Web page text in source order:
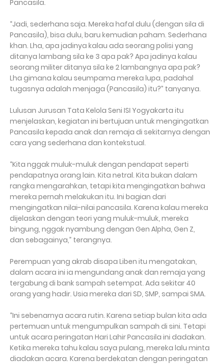
Pancasila.
“Jadi, sederhana saja. Mereka hafal dulu (dengan sila di
Pancasila), bisa dulu, baru kemudian paham. Sederhana
khan. Lha, apa jadinya kalau ada seorang polisi yang
ditanya lambang sila ke 3 apa pak? Apa jadinya kalau
seorang militer ditanya sila ke 2 lambangnya apa pak?
Lha gimana kalau seumpama mereka lupa, padahal
tugasnya adalah menjaga (Pancasila) itu?” tanyanya.
Lulusan Jurusan Tata Kelola Seni ISI Yogyakarta itu
menjelaskan, kegiatan ini bertujuan untuk mengingatkan
Pancasila kepada anak dan remaja di sekitarnya dengan
cara yang sederhana dan kontekstual.
“Kita nggak muluk-muluk dengan pendapat seperti
pendapatnya orang lain. Kita netral. Kita bukan dalam
rangka mengarahkan, tetapi kita mengingatkan bahwa
mereka pernah melakukan itu. Ini bagian dari
mengingatkan nilai-nilai pancasila. Karena kalau mereka
dijelaskan dengan teori yang muluk-muluk, mereka
bingung, nggak nyambung dengan Gen Alpha, Gen Z,
dan sebagainya,” terangnya.
Perempuan yang akrab disapa Liben itu mengatakan,
dalam acara ini ia mengundang anak dan remaja yang
tergabung di bank sampah setempat. Ada sekitar 40
orang yang hadir. Usia mereka dari SD, SMP, sampai SMA.
“Ini sebenarnya acara rutin. Karena setiap bulan kita ada
pertemuan untuk mengumpulkan sampah di sini. Tetapi
untuk acara peringatan Hari Lahir Pancasila ini dadakan.
Ketika mereka tahu kalau saya pulang, mereka lalu minta
diadakan acara. Karena berdekatan dengan peringatan